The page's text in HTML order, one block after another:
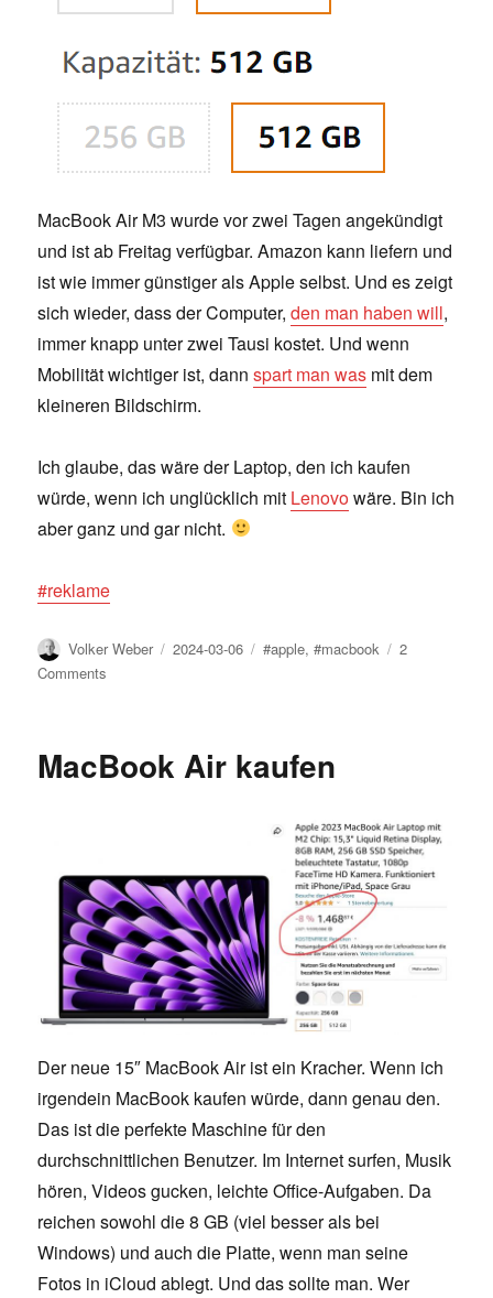
MacBook Air M3 wurde vor zwei Tagen angekündigt
und ist ab Freitag verfügbar. Amazon kann liefern und
ist wie immer günstiger als Apple selbst. Und es zeigt
sich wieder, dass der Computer,den man haben will,
immer knapp unter zwei Tausi kostet. Und wenn
Mobilität wichtiger ist, dannspart man was mit dem
kleineren Bildschirm.
Ich glaube, das wäre der Laptop, den ich kaufen
würde, wenn ich unglücklich mit Lenovowäre. Bin ich
aber ganz und gar nicht.
#reklame
Author
Volker Weber
Posted
2024-03-06 Tags
#apple,#macbook
2
Comments
man
MacBook Air kaufen
Der neue 15″ MacBook Air ist ein Kracher. Wenn ich
irgendein MacBook kaufen würde, dann genau den.
Das ist die perfekte Maschine für den
durchschnittlichen Benutzer. Im Internet surfen, Musik
hören, Videos gucken, leichte Office-Aufgaben. Da
reichen sowohl die 8 GB (viel besser als bei
Windows) und auch die Platte, wenn man seine
Fotos in iCloud ablegt. Und das sollte man. Wer